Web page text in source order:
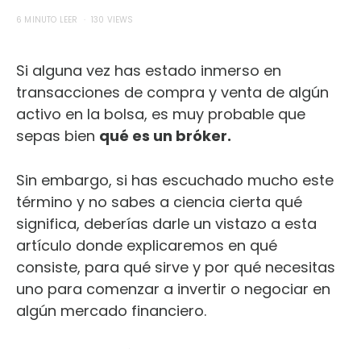
6 MINUTO LEER 130 VIEWS
Si alguna vez has estado inmerso en
transacciones de compra y venta de algún
activo en la bolsa, es muy probable que
sepas bien qué es un bróker.
Sin embargo, si has escuchado mucho este
término y no sabes a ciencia cierta qué
significa, deberías darle un vistazo a esta
artículo donde explicaremos en qué
consiste, para qué sirve y por qué necesitas
uno para comenzar a invertir o negociar en
algún mercado financiero.